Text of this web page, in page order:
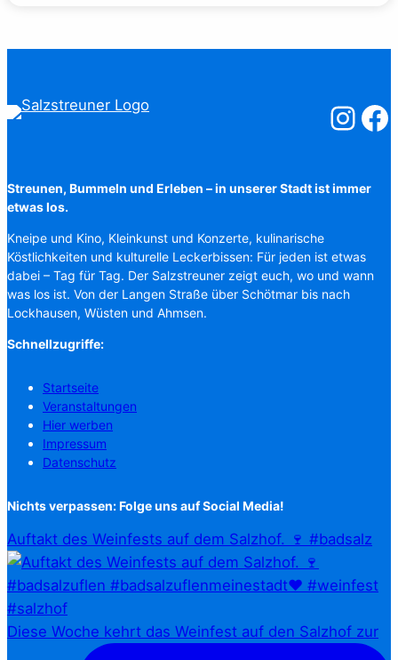
Streunen, Bummeln und Erleben – in unserer Stadt ist immer
etwas los.
Kneipe und Kino, Kleinkunst und Konzerte, kulinarische
Köstlichkeiten und kulturelle Leckerbissen: Für jeden ist etwas
dabei – Tag für Tag. Der Salzstreuner zeigt euch, wo und wann
was los ist. Von der Langen Straße über Schötmar bis nach
Lockhausen, Wüsten und Ahmsen.
Schnellzugriffe:
Startseite
Veranstaltungen
Hier werben
Impressum
Datenschutz
Nichts verpassen: Folge uns auf Social Media!
Auftakt des Weinfests auf dem Salzhof. 🍷 #badsalz
Diese Woche kehrt das Weinfest auf den Salzhof zur